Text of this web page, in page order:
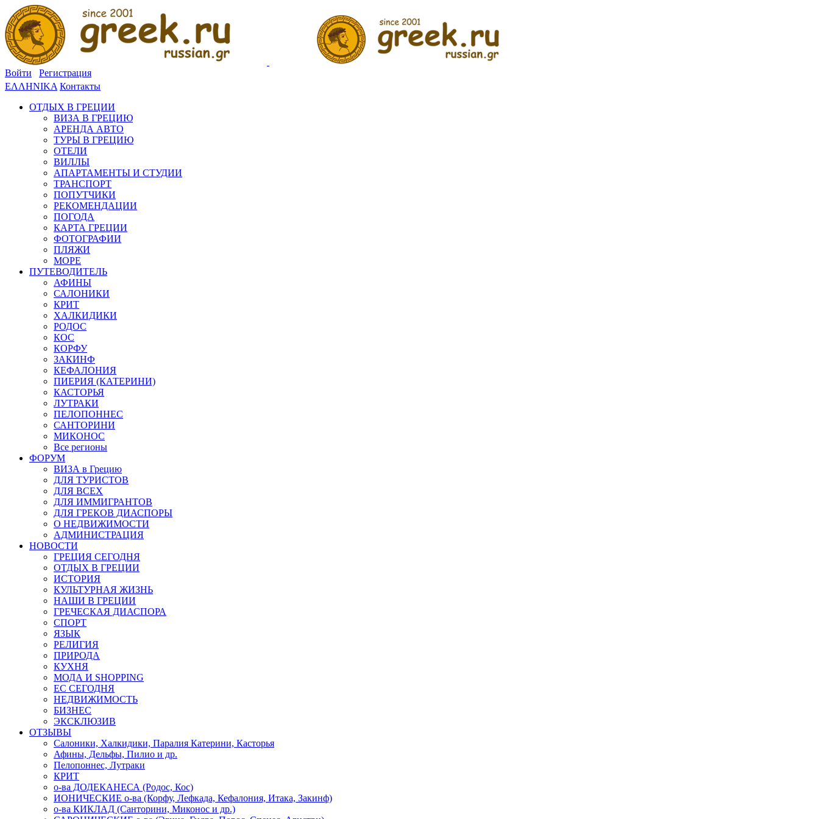
Войти
Регистрация
ΕΛΛΗΝΙΚΑ Контакты
ОТДЫХ В ГРЕЦИИ
ВИЗА В ГРЕЦИЮ
АРЕНДА АВТО
ТУРЫ В ГРЕЦИЮ
ОТЕЛИ
ВИЛЛЫ
АПАРТАМЕНТЫ И СТУДИИ
ТРАНСПОРТ
ПОПУТЧИКИ
РЕКОМЕНДАЦИИ
ПОГОДА
КАРТА ГРЕЦИИ
ФОТОГРАФИИ
ПЛЯЖИ
МОРЕ
ПУТЕВОДИТЕЛЬ
АФИНЫ
САЛОНИКИ
КРИТ
ХАЛКИДИКИ
РОДОС
КОС
КОРФУ
ЗАКИНФ
КЕФАЛОНИЯ
ПИЕРИЯ (КАТЕРИНИ)
КАСТОРЬЯ
ЛУТРАКИ
ПЕЛОПОННЕС
САНТОРИНИ
МИКОНОС
Все регионы
ФОРУМ
ВИЗА в Грецию
ДЛЯ ТУРИСТОВ
ДЛЯ ВСЕХ
ДЛЯ ИММИГРАНТОВ
ДЛЯ ГРЕКОВ ДИАСПОРЫ
О НЕДВИЖИМОСТИ
АДМИНИСТРАЦИЯ
НОВОСТИ
ГРЕЦИЯ СЕГОДНЯ
ОТДЫХ В ГРЕЦИИ
ИСТОРИЯ
КУЛЬТУРНАЯ ЖИЗНЬ
НАШИ В ГРЕЦИИ
ГРЕЧЕСКАЯ ДИАСПОРА
СПОРТ
ЯЗЫК
РЕЛИГИЯ
ПРИРОДА
КУХНЯ
МОДА И SHOPPING
ЕС СЕГОДНЯ
НЕДВИЖИМОСТЬ
БИЗНЕС
ЭКСКЛЮЗИВ
ОТЗЫВЫ
Салоники, Халкидики, Паралия Катерини, Касторья
Афины, Дельфы, Пилио и др.
Пелопоннес, Лутраки
КРИТ
о-ва ДОДЕКАНЕСА (Родос, Кос)
ИОНИЧЕСКИЕ о-ва (Корфу, Лефкада, Кефалония, Итака, Закинф)
о-ва КИКЛАД (Санторини, Миконос и др.)